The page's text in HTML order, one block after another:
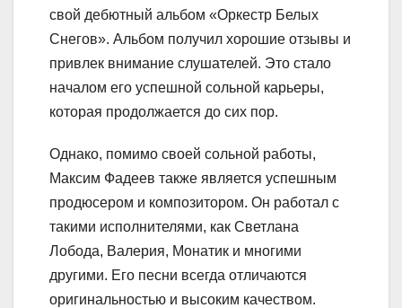
свой дебютный альбом «Оркестр Белых
Снегов». Альбом получил хорошие отзывы и
привлек внимание слушателей. Это стало
началом его успешной сольной карьеры,
которая продолжается до сих пор.
Однако, помимо своей сольной работы,
Максим Фадеев также является успешным
продюсером и композитором. Он работал с
такими исполнителями, как Светлана
Лобода, Валерия, Монатик и многими
другими. Его песни всегда отличаются
оригинальностью и высоким качеством.